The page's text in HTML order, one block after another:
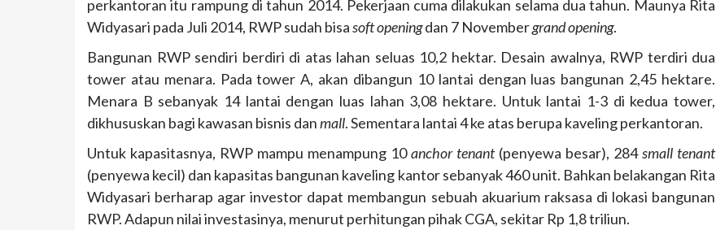
perkantoran itu rampung di tahun 2014. Pekerjaan cuma dilakukan selama dua tahun. Maunya Rita
Widyasari pada Juli 2014, RWP sudah bisasoft openingdan 7 Novembergrand opening.
Bangunan RWP sendiri berdiri di atas lahan seluas 10,2 hektar. Desain awalnya, RWP terdiri dua
tower atau menara. Pada tower A, akan dibangun 10 lantai dengan luas bangunan 2,45 hektare.
Menara B sebanyak 14 lantai dengan luas lahan 3,08 hektare. Untuk lantai 1-3 di kedua tower,
dikhususkan bagi kawasan bisnis danmall. Sementara lantai 4 ke atas berupa kaveling perkantoran.
Untuk kapasitasnya, RWP mampu menampung 10anchor tenant(penyewa besar), 284small tenant
(penyewa kecil) dan kapasitas bangunan kaveling kantor sebanyak 460 unit. Bahkan belakangan Rita
Widyasari berharap agar investor dapat membangun sebuah akuarium raksasa di lokasi bangunan
RWP. Adapun nilai investasinya, menurut perhitungan pihak CGA, sekitar Rp 1,8 triliun.